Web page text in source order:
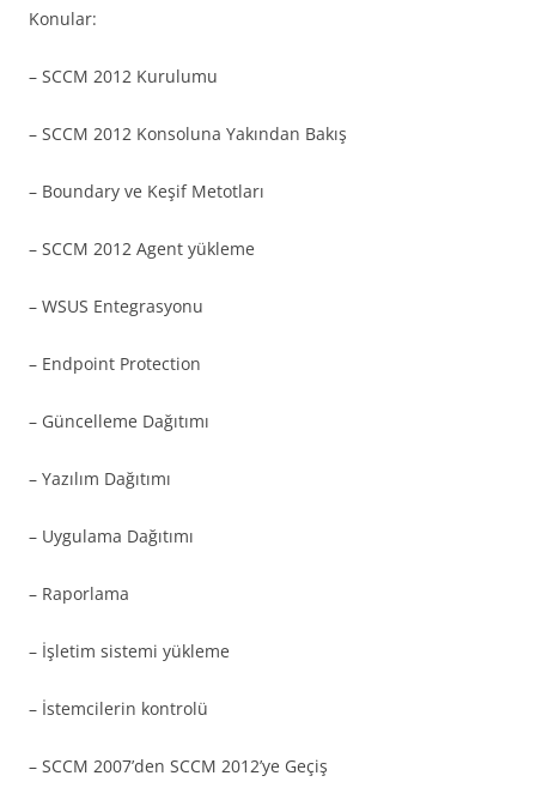
Konular:
– SCCM 2012 Kurulumu
– SCCM 2012 Konsoluna Yakından Bakış
– Boundary ve Keşif Metotları
– SCCM 2012 Agent yükleme
– WSUS Entegrasyonu
– Endpoint Protection
– Güncelleme Dağıtımı
– Yazılım Dağıtımı
– Uygulama Dağıtımı
– Raporlama
– İşletim sistemi yükleme
– İstemcilerin kontrolü
– SCCM 2007’den SCCM 2012’ye Geçiş